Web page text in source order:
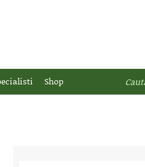
Shop